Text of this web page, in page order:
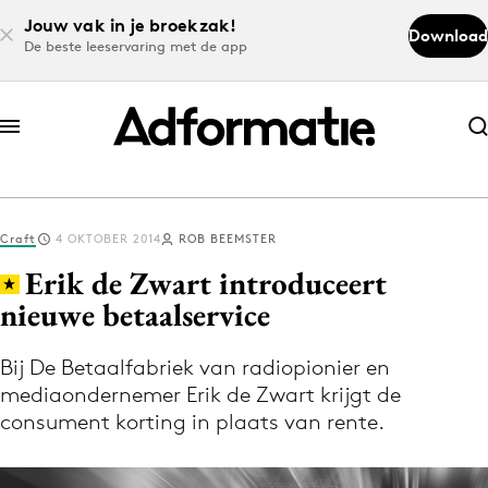
Jouw vak in je broekzak!
De beste leeservaring met de app
Download
Abonneer nu
Abonneer nu
Log in
Volg het laatste nieuws via de Adformatie
Nieuws app
Craft 4 OKTOBER 2014 ROB BEEMSTER
Erik de Zwart introduceert
nieuwe betaalservice
Bij De Betaalfabriek van radiopionier en
mediaondernemer Erik de Zwart krijgt de
consument korting in plaats van rente.